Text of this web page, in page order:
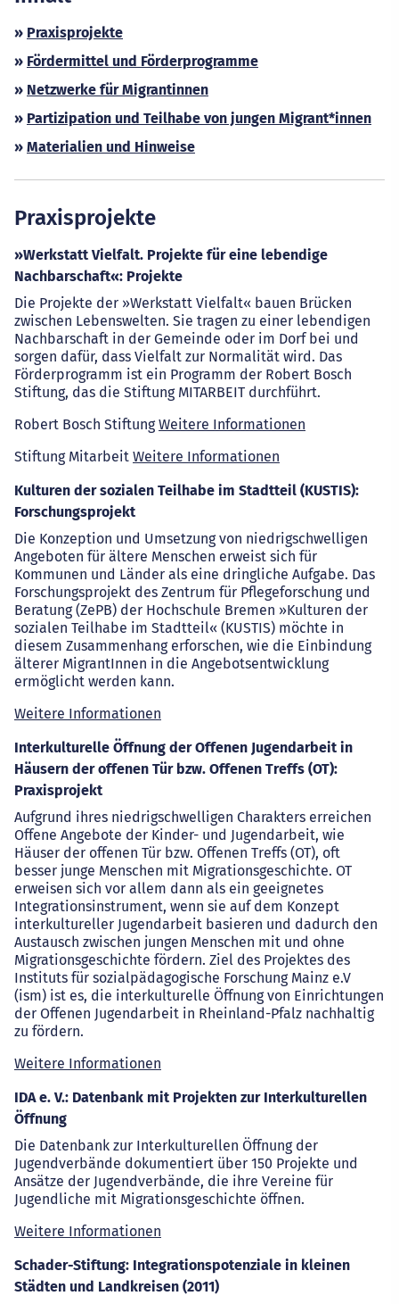
» Praxisprojekte
» Fördermittel und Förderprogramme
» Netzwerke für Migrantinnen
» Partizipation und Teilhabe von jungen Migrant*innen
» Materialien und Hinweise
Praxisprojekte
»Werkstatt Vielfalt. Projekte für eine lebendige
Nachbarschaft«: Projekte
Die Projekte der »Werkstatt Vielfalt« bauen Brücken
zwischen Lebenswelten. Sie tragen zu einer lebendigen
Nachbarschaft in der Gemeinde oder im Dorf bei und
sorgen dafür, dass Vielfalt zur Normalität wird. Das
Förderprogramm ist ein Programm der Robert Bosch
Stiftung, das die Stiftung MITARBEIT durchführt.
Robert Bosch StiftungWeitere Informationen
Stiftung Mitarbeit Weitere Informationen
Kulturen der sozialen Teilhabe im Stadtteil (KUSTIS):
Forschungsprojekt
Die Konzeption und Umsetzung von niedrigschwelligen
Angeboten für ältere Menschen erweist sich für
Kommunen und Länder als eine dringliche Aufgabe. Das
Forschungsprojekt des Zentrum für Pflegeforschung und
Beratung (ZePB) der Hochschule Bremen »Kulturen der
sozialen Teilhabe im Stadtteil« (KUSTIS) möchte in
diesem Zusammenhang erforschen, wie die Einbindung
älterer MigrantInnen in die Angebotsentwicklung
ermöglicht werden kann.
Weitere Informationen
Interkulturelle Öffnung der Offenen Jugendarbeit in
Häusern der offenen Tür bzw. Offenen Treffs (OT):
Praxisprojekt
Aufgrund ihres niedrigschwelligen Charakters erreichen
Offene Angebote der Kinder- und Jugendarbeit, wie
Häuser der offenen Tür bzw. Offenen Treffs (OT), oft
besser junge Menschen mit Migrationsgeschichte. OT
erweisen sich vor allem dann als ein geeignetes
Integrationsinstrument, wenn sie auf dem Konzept
interkultureller Jugendarbeit basieren und dadurch den
Austausch zwischen jungen Menschen mit und ohne
Migrationsgeschichte fördern. Ziel des Projektes des
Instituts für sozialpädagogische Forschung Mainz e.V
(ism) ist es, die interkulturelle Öffnung von Einrichtungen
der Offenen Jugendarbeit in Rheinland-Pfalz nachhaltig
zu fördern.
Weitere Informationen
IDA e. V.: Datenbank mit Projekten zur Interkulturellen
Öffnung
Die Datenbank zur Interkulturellen Öffnung der
Jugendverbände dokumentiert über 150 Projekte und
Ansätze der Jugendverbände, die ihre Vereine für
Jugendliche mit Migrationsgeschichte öffnen.
Weitere Informationen
Schader-Stiftung: Integrationspotenziale in kleinen
Städten und Landkreisen (2011)